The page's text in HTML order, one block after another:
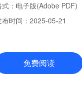
： 电子版(Adobe PDF)
时间： 2025-05-21
免费阅读